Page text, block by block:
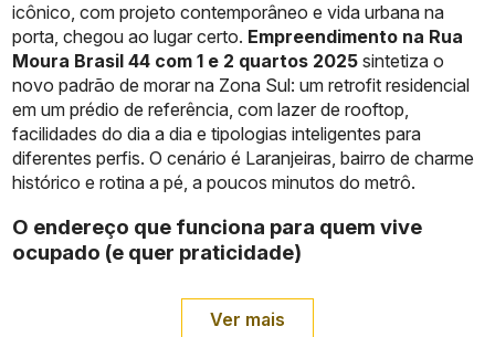
icônico, com projeto contemporâneo e vida urbana na
porta, chegou ao lugar certo. Empreendimento na Rua
Moura Brasil 44 com 1 e 2 quartos 2025 sintetiza o
novo padrão de morar na Zona Sul: um retrofit residencial
em um prédio de referência, com lazer de rooftop,
facilidades do dia a dia e tipologias inteligentes para
diferentes perfis. O cenário é Laranjeiras, bairro de charme
histórico e rotina a pé, a poucos minutos do metrô.
O endereço que funciona para quem vive
ocupado (e quer praticidade)
Ver mais